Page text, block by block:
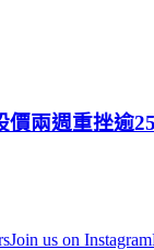
價兩週重挫逾
Join us on Instagram